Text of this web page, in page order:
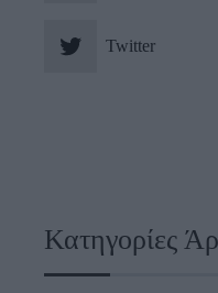
Twitter
Κατηγορίες